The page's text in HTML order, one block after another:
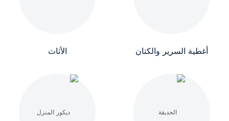
أغطية السرير والكتان الأثاث